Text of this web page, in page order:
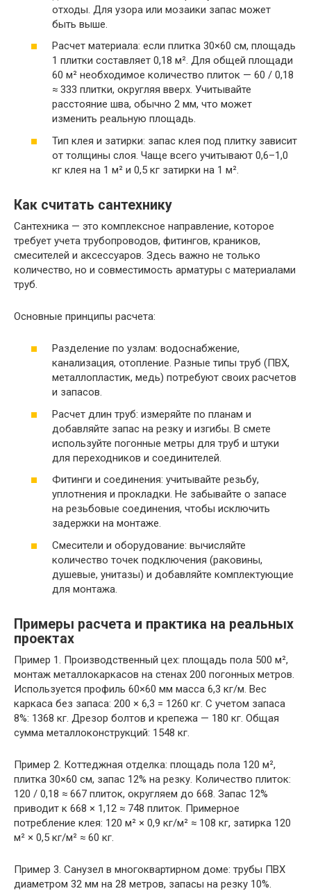
отходы. Для узора или мозаики запас может
быть выше.
Расчет материала: если плитка 30×60 см, площадь
1 плитки составляет 0,18 м². Для общей площади
60 м² необходимое количество плиток — 60 / 0,18
≈ 333 плитки, округляя вверх. Учитывайте
расстояние шва, обычно 2 мм, что может
изменить реальную площадь.
Тип клея и затирки: запас клея под плитку зависит
от толщины слоя. Чаще всего учитывают 0,6–1,0
кг клея на 1 м² и 0,5 кг затирки на 1 м².
Как считать сантехнику
Сантехника — это комплексное направление, которое
требует учета трубопроводов, фитингов, краников,
смесителей и аксессуаров. Здесь важно не только
количество, но и совместимость арматуры с материалами
труб.
Основные принципы расчета:
Разделение по узлам: водоснабжение,
канализация, отопление. Разные типы труб (ПВХ,
металлопластик, медь) потребуют своих расчетов
и запасов.
Расчет длин труб: измеряйте по планам и
добавляйте запас на резку и изгибы. В смете
используйте погонные метры для труб и штуки
для переходников и соединителей.
Фитинги и соединения: учитывайте резьбу,
уплотнения и прокладки. Не забывайте о запасе
на резьбовые соединения, чтобы исключить
задержки на монтаже.
Смесители и оборудование: вычисляйте
количество точек подключения (раковины,
душевые, унитазы) и добавляйте комплектующие
для монтажа.
Примеры расчета и практика на реальных
проектах
Пример 1. Производственный цех: площадь пола 500 м²,
монтаж металлокаркасов на стенах 200 погонных метров.
Используется профиль 60×60 мм масса 6,3 кг/м. Вес
каркаса без запаса: 200 × 6,3 = 1260 кг. С учетом запаса
8%: 1368 кг. Дрезор болтов и крепежа — 180 кг. Общая
сумма металлоконструкций: 1548 кг.
Пример 2. Коттеджная отделка: площадь пола 120 м²,
плитка 30×60 см, запас 12% на резку. Количество плиток:
120 / 0,18 ≈ 667 плиток, округляем до 668. Запас 12%
приводит к 668 × 1,12 ≈ 748 плиток. Примерное
потребление клея: 120 м² × 0,9 кг/м² ≈ 108 кг, затирка 120
м² × 0,5 кг/м² ≈ 60 кг.
Пример 3. Санузел в многоквартирном доме: трубы ПВХ
диаметром 32 мм на 28 метров, запасы на резку 10%.